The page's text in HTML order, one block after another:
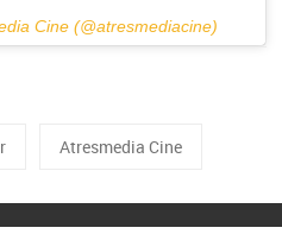
Cine (@atresmediacine)
Atresmedia Cine